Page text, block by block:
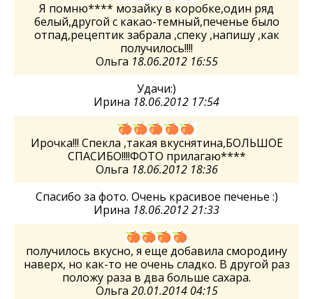
Я помню**** мозайку в коробке,один ряд
белый,другой с какао-темный,печенье было
отпад,рецептик забрала ,спеку ,напишу ,как
получилось!!!!
Ольга 18.06.2012 16:55
Удачи:)
Ирина 18.06.2012 17:54
Ирочка!!! Спекла ,такая вкуснятина,БОЛЬШОЕ
СПАСИБО!!!!ФОТО прилагаю****
Ольга 18.06.2012 18:36
Спасибо за фото. Очень красивое печенье :)
Ирина 18.06.2012 21:33
получилось вкусно, я еще добавила смородину
наверх, но как-то не очень сладко. В другой раз
положу раза в два больше сахара.
Ольга 20.01.2014 04:15